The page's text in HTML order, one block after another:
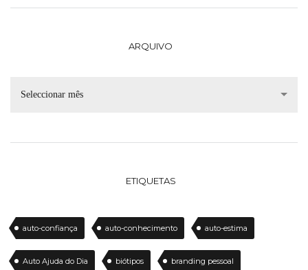
ARQUIVO
Seleccionar mês
ETIQUETAS
auto-confiança auto-conhecimento auto-estima
Auto Ajuda do Dia biótipos branding pessoal